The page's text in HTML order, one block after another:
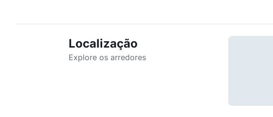
Localização
Explore os arredores